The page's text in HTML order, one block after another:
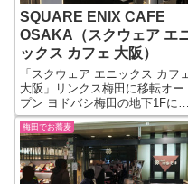
SQUARE ENIX CAFE
OSAKA（スクウェア エ
ックス カフェ 大阪）
「スクウェア エニックス カフ
大阪」リンクス梅田に移転オー
プン ヨドバシ梅田の地下1Fにあ
ったスクウェア エニックス カ
ェ 大阪は、2019年にリンクス
田がオープンした際にリンクス
梅田の1Fに移転オープンとなり
ました。 ※以下は、ス...
梅田でお蕎麦